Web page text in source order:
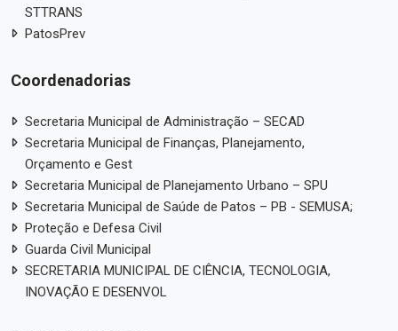
STTRANS
PatosPrev
Coordenadorias
Secretaria Municipal de Administração – SECAD
Secretaria Municipal de Finanças, Planejamento,
Orçamento e Gest
Secretaria Municipal de Planejamento Urbano – SPU
Secretaria Municipal de Saúde de Patos – PB - SEMUSA;
Proteção e Defesa Civil
Guarda Civil Municipal
SECRETARIA MUNICIPAL DE CIÊNCIA, TECNOLOGIA,
INOVAÇÃO E DESENVOL